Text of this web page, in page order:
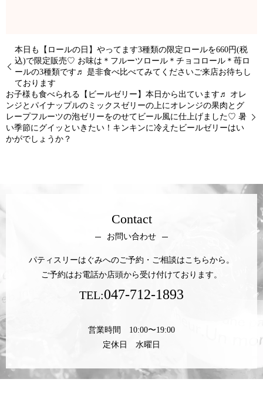
本日も【ロールの日】やってます3種類の限定ロールを660円(税
込)で限定販売♡ お味は＊フルーツロール＊チョコロール＊苺ロ
ールの3種類です♬ 是非食べ比べてみてくださいご来店お待ちし
ております
お子様も食べられる【ビールゼリー】本日から出ています♬ オレ
ンジとパイナップルのミックスゼリーの上にオレンジの果肉とグ
レープフルーツの泡ゼリーをのせてビール風に仕上げました♡ 暑
い季節にグイッといきたい！キンキンに冷えたビールゼリーはい
かがでしょうか？
Contact
お問い合わせ
パティスリーはぐみへのご予約・ご相談はこちらから。
ご予約はお電話か店頭から受け付けております。
TEL:047-712-1893
営業時間 10:00〜19:00
定休日 水曜日